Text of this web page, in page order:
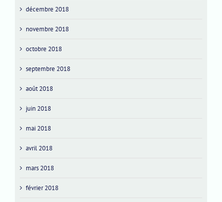
décembre 2018
novembre 2018
octobre 2018
septembre 2018
août 2018
juin 2018
mai 2018
avril 2018
mars 2018
février 2018